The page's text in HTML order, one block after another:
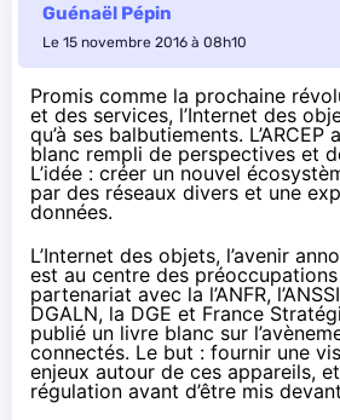
Guénaël Pépin
Le 15 novembre 2016 à 08h10
Promis comme la prochaine
et des services, l’Internet des
qu’à ses balbutiements.
blanc rempli de perspectives et
L’idée : créer un nouvel
par des réseaux divers et une
données.
L’Internet des objets, l’avenir
est au centre des
partenariat avec la l’ANFR, l’ANSSI
DGALN, la DGE et France
publié un livre blanc sur
connectés. Le but : fournir une
enjeux autour de ces appareils,
régulation avant d’être mis